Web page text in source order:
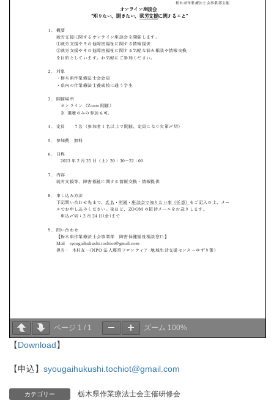
ページ 1 / 1 ズーム 100%
【Download】
【申込】 syougaihukushi.tochiot@gmail.com
カテゴリー 栃木県作業療法士会主催研修会